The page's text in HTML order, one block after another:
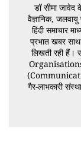
डॉ सीमा जावेद
वैज्ञानिक,
हिंदी समाचार
प्रभात खबर
लिखती रही हैं।
गैर-लाभकारी